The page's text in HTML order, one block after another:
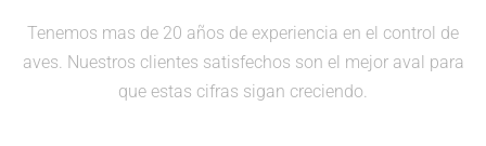
Tenemos mas de 20 años de experiencia en el control de
aves. Nuestros clientes satisfechos son el mejor aval para
que estas cifras sigan creciendo.